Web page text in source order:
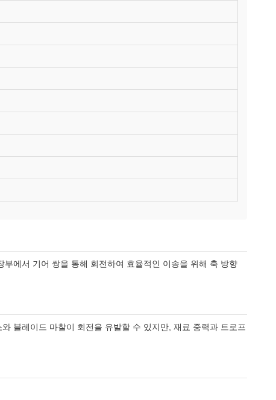
에서 기어 쌍을 통해 회전하여 효율적인 이송을 위해 축 방향
블레이드 마찰이 회전을 유발할 수 있지만, 재료 중력과 트로프